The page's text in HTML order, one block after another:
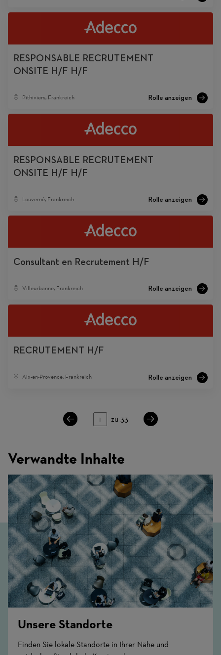
RESPONSABLE RECRUTEMENT
ONSITE H/F H/F
Pithiviers, Frankreich
RESPONSABLE RECRUTEMENT
ONSITE H/F H/F
Louverné, Frankreich
Consultant en Recrutement H/F
Villeurbanne, Frankreich
RECRUTEMENT H/F
Aix-en-Provence, Frankreich
Seite zu 33
Verwandte Inhalte
Unsere Standorte
Finden Sie lokale Standorte in Ihrer Nähe und